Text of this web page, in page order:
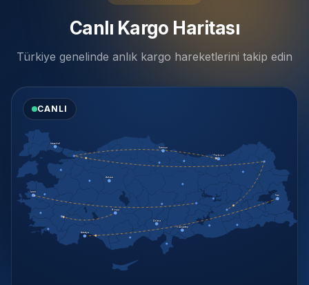
Canlı Kargo Haritası
Türkiye genelinde anlık kargo hareketlerini takip edin
CANLI
İstanbul
Ankara
İzmir
Adana
Antalya
Samsun
Trabzon
Gaziantep
Van
Konya